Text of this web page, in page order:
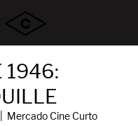
1946:
Mercado Cine Curto